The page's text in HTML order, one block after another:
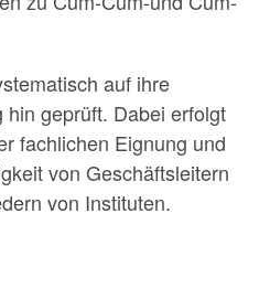
auf ihre
geprüft. Dabei erfolgt
fachli­chen Eignung und
von Geschäftsleitern
von Instituten.